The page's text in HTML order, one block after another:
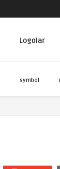
Logolar
symbol